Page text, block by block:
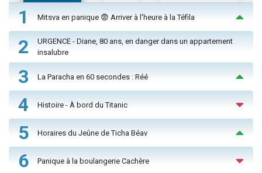
1 Mitsva en panique 😨 Arriver à l'heure à la Téfila
2
URGENCE - Diane, 80 ans, en danger dans un appartement
insalubre
3 La Paracha en 60 secondes : Réé
4 Histoire - À bord du Titanic
5 Horaires du Jeûne de Ticha Béav
6 Panique à la boulangerie Cachère